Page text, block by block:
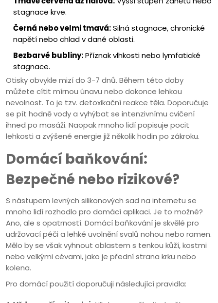
stagnace krve.
Černá nebo velmi tmavá:Silná stagnace, chronické
napětí nebo chlad v dané oblasti.
Bezbarvé bubliny:Příznak vlhkosti nebo lymfatické
stagnace.
Otisky obvykle mizí do 3-7 dnů. Během této doby
můžete cítit mírnou únavu nebo dokonce lehkou
nevolnost. To je tzv. detoxikační reakce těla. Doporučuje
se pít hodně vody a vyhýbat se intenzivnímu cvičení
ihned po masáži. Naopak mnoho lidí popisuje pocit
lehkosti a zvýšené energie již několik hodin po zákroku.
Domácí baňkování:
Bezpečné nebo rizikové?
S nástupem levných silikonových sad na internetu se
mnoho lidí rozhodlo pro domácí aplikaci. Je to možné?
Ano, ale s opatrností. Domácí baňkování je skvělé pro
udržovací péči a lehké uvolnění svalů nohou nebo ramen.
Mělo by se však vyhnout oblastem s tenkou kůží, kostmi
nebo velkými cévami, jako je přední strana krku nebo
kolena.
Pro domácí použití doporučuji následující pravidla: